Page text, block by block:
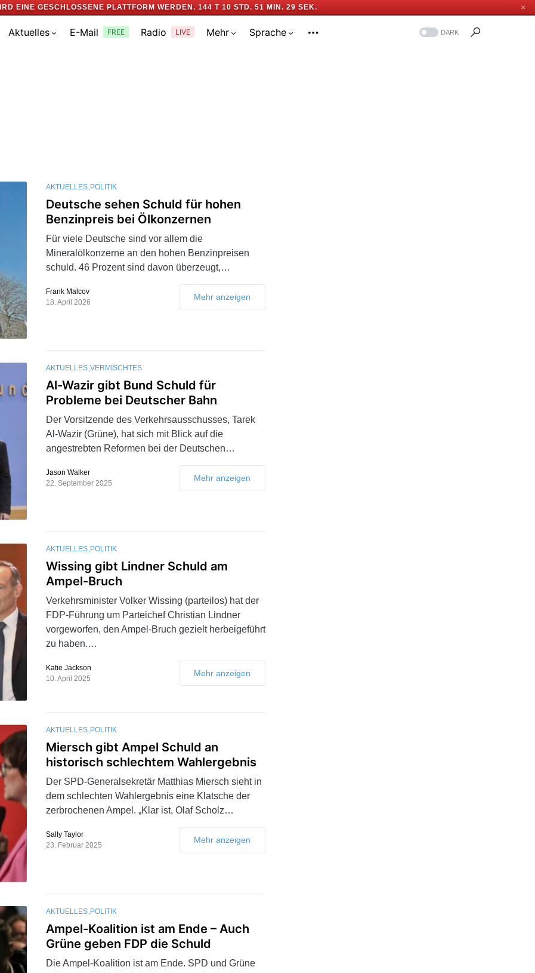
EINE GESCHLOSSENE PLATTFORM WERDEN. 144 T 10 STD. 51 MIN. 28 SEK. ✕
Aktuelles E-Mail FREE Radio LIVE Mehr Sprache DARK
AKTUELLES POLITIK
Deutsche sehen Schuld für hohen
Benzinpreis bei Ölkonzernen
Für viele Deutsche sind vor allem die
Mineralölkonzerne an den hohen Benzinpreisen
schuld. 46 Prozent sind davon überzeugt,…
Frank Malcov
18. April 2026
Mehr anzeigen
AKTUELLES VERMISCHTES
Al-Wazir gibt Bund Schuld für
Probleme bei Deutscher Bahn
Der Vorsitzende des Verkehrsausschusses, Tarek
Al-Wazir (Grüne), hat sich mit Blick auf die
angestrebten Reformen bei der Deutschen…
Jason Walker
22. September 2025
Mehr anzeigen
AKTUELLES POLITIK
Wissing gibt Lindner Schuld am
Ampel-Bruch
Verkehrsminister Volker Wissing (parteilos) hat der
FDP-Führung um Parteichef Christian Lindner
vorgeworfen, den Ampel-Bruch gezielt herbeigeführt
zu haben.…
Katie Jackson
10. April 2025
Mehr anzeigen
AKTUELLES POLITIK
Miersch gibt Ampel Schuld an
historisch schlechtem Wahlergebnis
Der SPD-Generalsekretär Matthias Miersch sieht in
dem schlechten Wahlergebnis eine Klatsche der
zerbrochenen Ampel. „Klar ist, Olaf Scholz…
Sally Taylor
23. Februar 2025
Mehr anzeigen
AKTUELLES POLITIK
Ampel-Koalition ist am Ende – Auch
Grüne geben FDP die Schuld
Die Ampel-Koalition ist am Ende. SPD und Grüne